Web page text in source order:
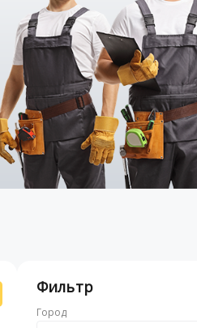
Фильтр
Город